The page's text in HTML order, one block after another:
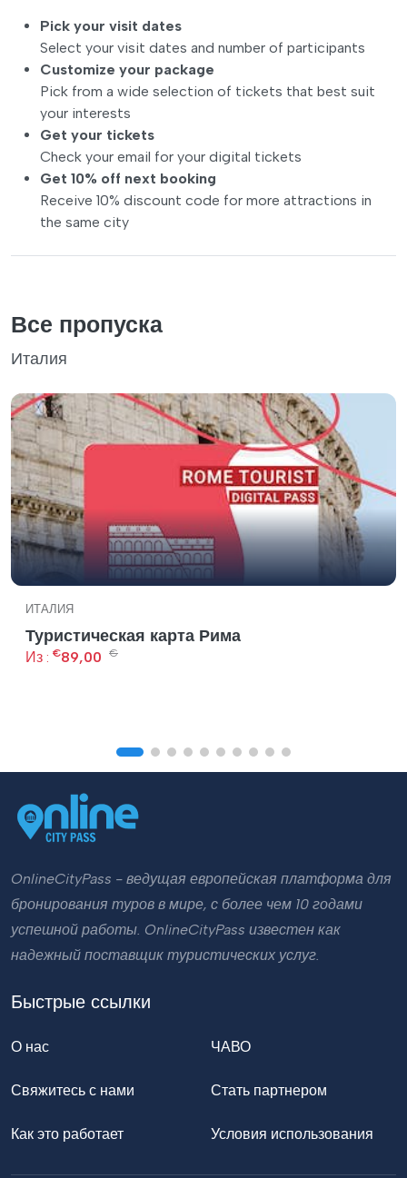
Pick your visit dates
Select your visit dates and number of participants
Customize your package
Pick from a wide selection of tickets that best suit
your interests
Get your tickets
Check your email for your digital tickets
Get 10% off next booking
Receive 10% discount code for more attractions in
the same city
Все пропуска
Италия
ИТАЛИЯ
Туристическая карта Рима
Из : €89,00 €
OnlineCityPass - ведущая европейская платформа для
бронирования туров в мире, с более чем 10 годами
успешной работы. OnlineCityPass известен как
надежный поставщик туристических услуг.
Быстрые ссылки
О нас
Свяжитесь с нами
Как это работает
ЧАВО
Стать партнером
Условия использования